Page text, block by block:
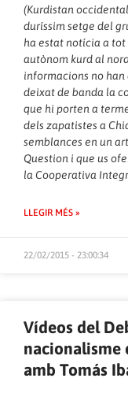
(Kurdistan
duríssim setge del
ha estat notícia a
autònom kurd al
informacions no
deixat de banda la
que hi porten a
dels zapatistes a
semblances en un
Question i que us
la Cooperativa
LLEGIR MÉS »
22/02/2015 - 23:00:34
Vídeos del
nacionalisme
amb Tomás